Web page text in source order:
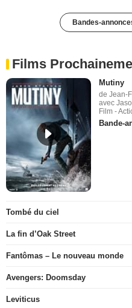
Bandes-
Films
Mutiny
de Jean-
avec
Film -
Bande-
Tombé du ciel
La fin d’Oak Street
Fantômas – Le nouveau monde
Avengers: Doomsday
Leviticus